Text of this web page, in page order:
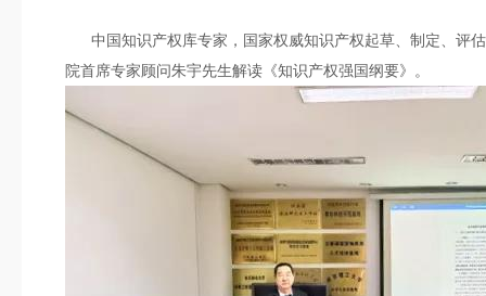
中国知识产权库专家，国家权威知识产权起草、制定、评
院首席专家顾问朱宇先生解读《知识产权强国纲要》。